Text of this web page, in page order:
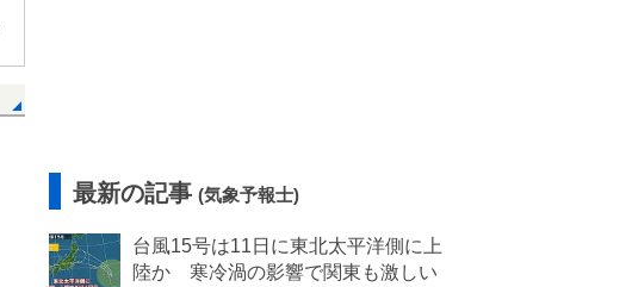
最新の記事 (気象予報士)
台風15号は11日に東北太平洋側に上
陸か 寒冷渦の影響で関東も激しい